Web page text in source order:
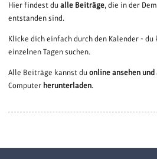
Hier findest dualle Beiträge, die in der
entstanden sind.
Klicke dich einfach durch den Kalender - du
einzelnen Tagen suchen.
Alle Beiträge kannst duonline ansehen und
Computer herunterladen.